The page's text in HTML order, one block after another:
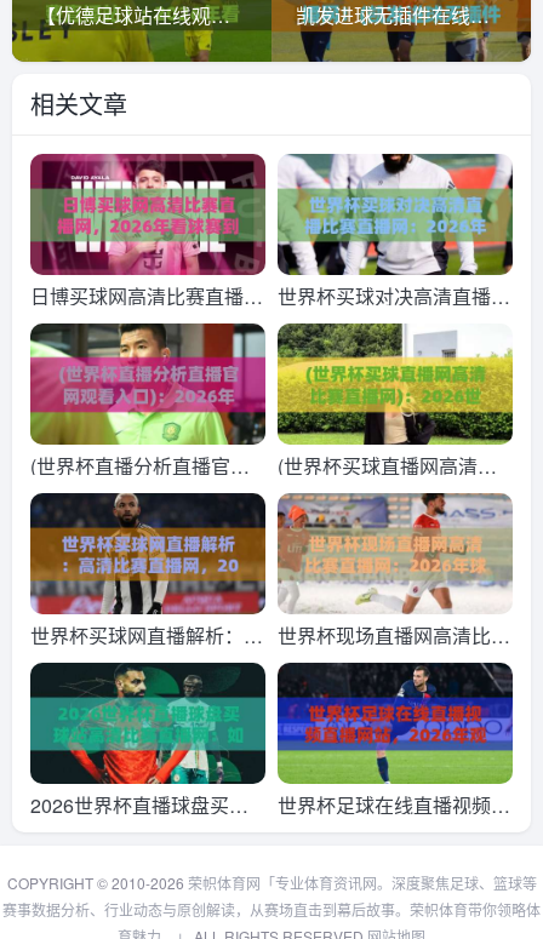
【优德足球站在线观看免费直播站】: 2026年看球新姿势，这些细节你必须知道！ 凯发进球无插件在线直播网！(凯发进球无插件在线直播网) 2026年球迷必试的免费观赛神器
相关文章
日博买球网高清比赛直播
网，2026年看球赛到底该
怎么选？
世界杯买球对决高清直播比
赛直播网：2026年球迷必
看的终极观赛指南！
(世界杯直播分析直播官网
观看入口)：2026年看球必
备，这几个平台你真的会选
吗？
(世界杯买球直播网高清比
赛直播网)：2026世界杯观
赛必备，这些高清直播渠道
你知道吗？
世界杯买球网直播解析：高
清比赛直播网，2026看球
新姿势
世界杯现场直播网高清比赛
直播网：2026年球迷必收
藏的高清观赛指南（世界杯
现场直播网高清比赛直播
网）
2026世界杯直播球盘买球
站高清比赛直播网：如何分
辨真假高清源？
世界杯足球在线直播视频直
播网站，2026年观赛指南
全解析
COPYRIGHT © 2010-2026 荣帜体育网「专业体育资讯网。深度聚焦足球、篮球等
赛事数据分析、行业动态与原创解读，从赛场直击到幕后故事。荣帜体育带你领略体